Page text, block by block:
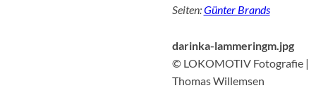
Seiten:Günter Brands
darinka-lammeringm.jpg
© LOKOMOTIV Fotografie |
Thomas Willemsen